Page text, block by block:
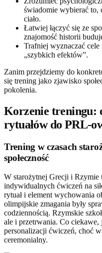
świadomie wybierać to,
ciało.
Łatwiej łączyć się ze
znajomość historii
Trafniej wyznaczać
„szybkich efektów”.
Zanim przejdziemy do
się trening jako zjawisko
pokolenia.
Korzenie treningu:
rytuałów do PRL-
Trening w czasach
społeczność
W starożytnej Grecji i Rzymie
indywidualnych ćwiczeń na
rytuał i element wychowania
olimpijskie zmagania były
codziennością. Rzymskie
ale i przetrwania. Co
personalizacji ćwiczeń, choć
ceremonialny.